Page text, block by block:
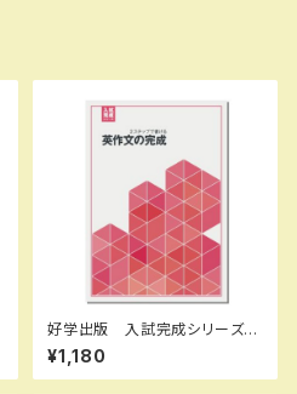
好学出版 入試完成シリーズ
英作文の完成 2026年度版
新品完全セット ISBN：B0D3
B7FX62 ISBN-10：B0D3B7
¥1,180